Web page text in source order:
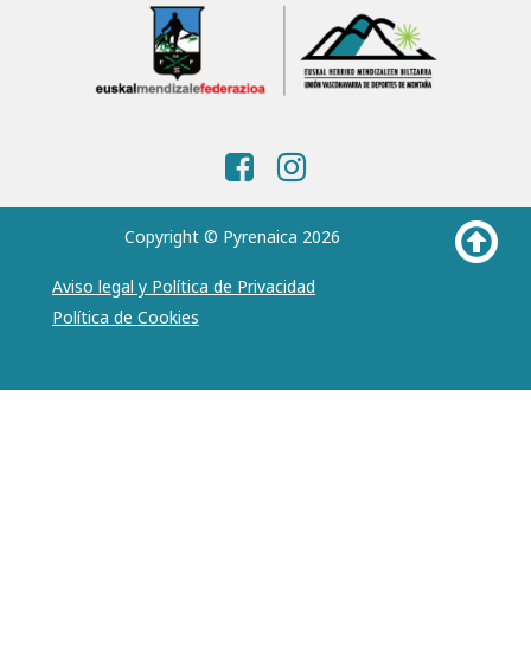
Copyright © Pyrenaica 2026
Aviso legal y Política de Privacidad
Política de Cookies